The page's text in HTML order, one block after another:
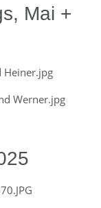
Mai +